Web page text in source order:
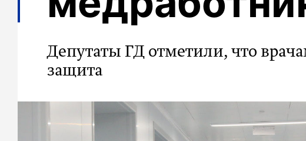
Депутаты ГД отметили, что
защита